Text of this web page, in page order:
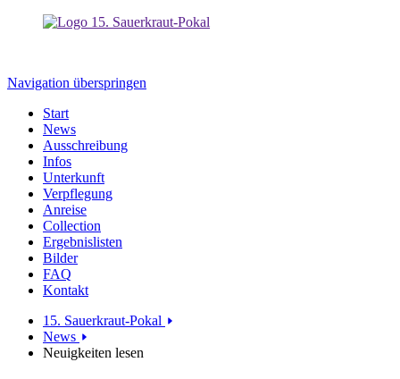
Navigation überspringen
Start
News
Ausschreibung
Infos
Unterkunft
Verpflegung
Anreise
Collection
Ergebnislisten
Bilder
FAQ
Kontakt
15. Sauerkraut-Pokal
News
Neuigkeiten lesen